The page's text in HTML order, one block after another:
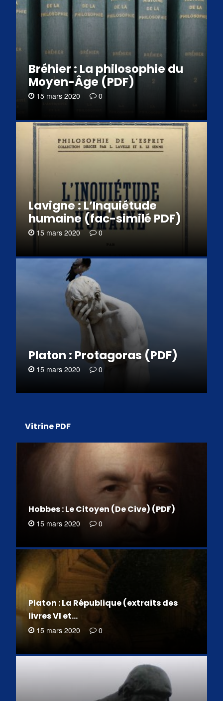
Bréhier : La philosophie du
Moyen-Âge (PDF)
15 mars 2020 0
Lavigne : L’Inquiétude
humaine (fac-similé PDF)
15 mars 2020 0
Platon : Protagoras (PDF)
15 mars 2020 0
Vitrine PDF
Hobbes : Le Citoyen (De Cive) (PDF)
15 mars 2020 0
Platon : La République (extraits des
livres VI et…
15 mars 2020 0